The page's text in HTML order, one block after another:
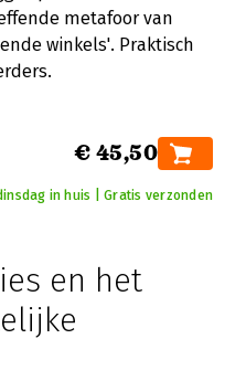
metafoor van
winkels'. Praktisch
€ 45,50
in huis | Gratis verzonden
en het